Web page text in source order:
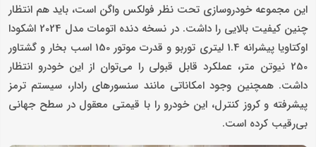
این مجموعه خودروسازی تحت نظر فولکس واگن است، باید هم انتظار
چنین کیفیت بالایی را داشت. در نسخه دنده اتومات مدل 2024 اشکودا
اوکتاویا پیشرانه 1.4 لیتری توربو و قدرت موتور 150 اسب بخار و گشتاور
250 نیوتن متر، عملکرد قابل قبولی را می‌توان از این خودرو انتظار
داشت. همچنین وجود امکاناتی مانند سنسورهای رادار، سیستم ترمز
پیشرفته و کروز کنترل، این خودرو را با قیمتی معقول در سطح جهانی
بی‌رقیب کرده است.